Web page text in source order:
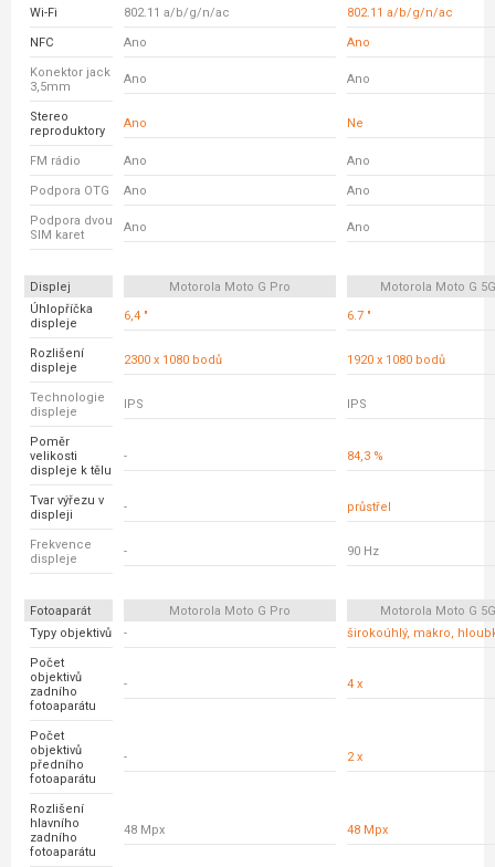
Wi-Fi 802.11 a/b/g/n/ac 802.11 a/b/g/n/ac
NFC Ano Ano
Konektor jack
3,5mm
Ano Ano
Stereo
reproduktory
Ano Ne
FM rádio Ano Ano
Podpora OTG Ano Ano
Podpora dvou
SIM karet
Ano Ano
Displej Motorola Moto G Pro
Motorola Moto G
Úhlopříčka
displeje
6,4 " 6.7 "
Rozlišení
displeje
2300 x 1080 bodů 1920 x 1080 bodů
Technologie
displeje
IPS IPS
Poměr
velikosti
displeje k tělu
- 84,3 %
Tvar výřezu v
displeji
- průstřel
Frekvence
displeje
- 90 Hz
Fotoaparát Motorola Moto G Pro
Motorola Moto G
Typy objektivů
- širokoúhlý, makro,
Počet
objektivů
zadního
fotoaparátu
- 4 x
Počet
objektivů
předního
fotoaparátu
- 2 x
Rozlišení
hlavního
zadního
fotoaparátu
48 Mpx 48 Mpx